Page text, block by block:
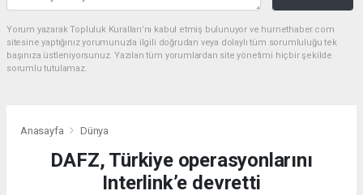
Yorum yazarak Topluluk Kuralları’nı kabul etmiş bulunuyor ve hurnethaber.com
sitesine yaptığınız yorumunuzla ilgili doğrudan veya dolaylı tüm sorumluluğu tek
başınıza üstleniyorsunuz. Yazılan tüm yorumlardan site yönetimi hiçbir şekilde
sorumlu tutulamaz.
Anasayfa Dünya
DAFZ, Türkiye operasyonlarını
Interlink’e devretti